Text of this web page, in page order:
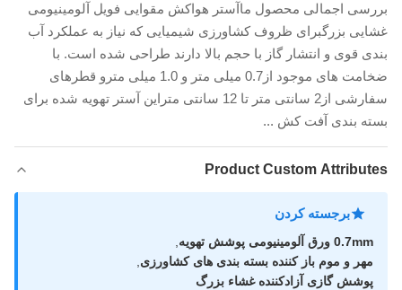
بررسی اجمالی محصول ماآستر هواکش مقوایی فویل آلومینیومی
غشایی بزرگبرای ظروف کشاورزی شیمیایی که نیاز به عملکرد آب
بندی قوی و انتشار گاز با حجم بالا دارند طراحی شده است. با
ضخامت های موجود از0.7 میلی متر و 1.0 میلی مترو قطرهای
سفارشی از2 سانتی متر تا 12 سانتی متراین آستر تهویه شده برای
بسته بندی آفت کش ...
Product Custom Attributes
برجسته کردن
0.7mm ورق آلومینیومی پوشش تهویه
,
مهر و موم باز کننده بسته بندی های کشاورزی,
پوشش گازی آزادکننده غشاء بزرگ